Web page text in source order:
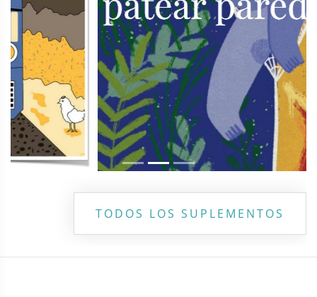
TODOS LOS SUPLEMENTOS